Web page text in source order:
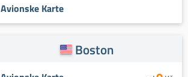
Avionske Karte
Boston